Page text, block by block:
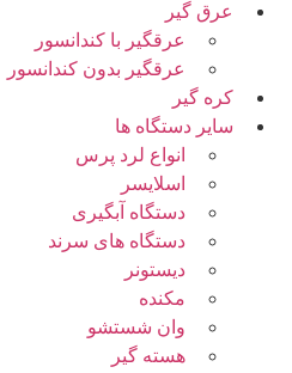
عرق گیر
عرقگیر با کندانسور
عرقگیر بدون کندانسور
کره گیر
سایر دستگاه ها
انواع لرد پرس
اسلایسر
دستگاه آبگیری
دستگاه های سرند
دیستونر
مکنده
وان شستشو
هسته گیر